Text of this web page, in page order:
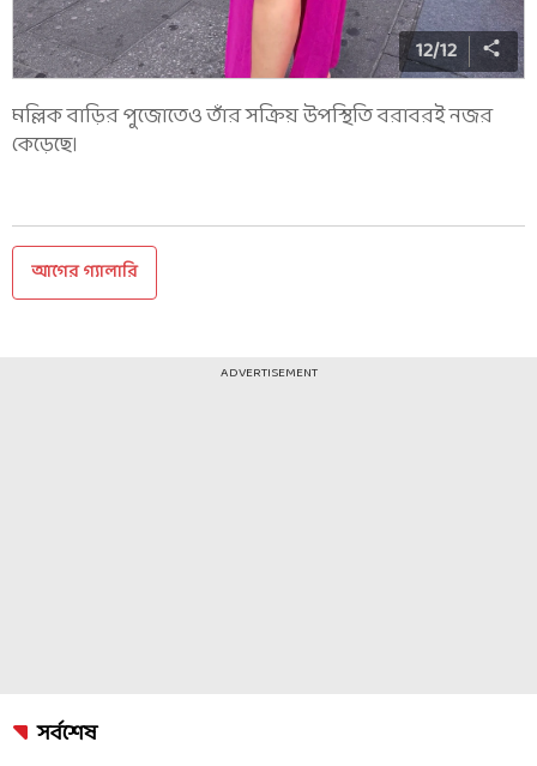
12/12
মল্লিক বাড়ির পুজোতেও তাঁর সক্রিয় উপস্থিতি বরাবরই নজর
কেড়েছে।
আগের গ্যালারি
ADVERTISEMENT
সর্বশেষ